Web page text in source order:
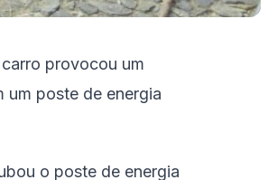
provocou um
um poste de energia
o poste de energia